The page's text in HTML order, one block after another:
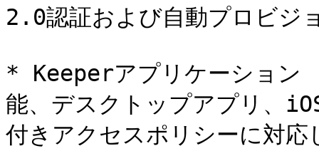
2.0認証および自動プロビジ
* Keeperアプリケーション
能、デスクトップアプリ、
付きアクセスポリシーに対応